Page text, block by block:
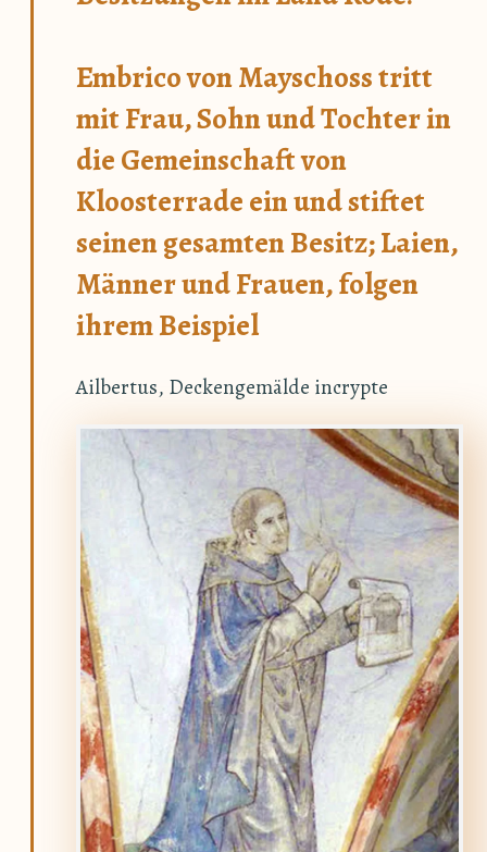
Embrico von Mayschoss tritt
mit Frau, Sohn und Tochter in
die Gemeinschaft von
Kloosterrade ein und stiftet
seinen gesamten Besitz; Laien,
Männer und Frauen, folgen
ihrem Beispiel
Ailbertus, Deckengemälde incrypte